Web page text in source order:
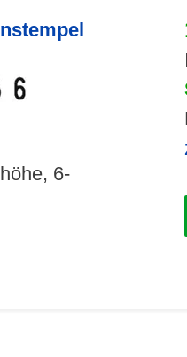
6-